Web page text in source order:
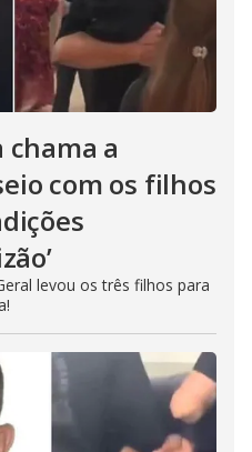
chama a
com os filhos
levou os três filhos para